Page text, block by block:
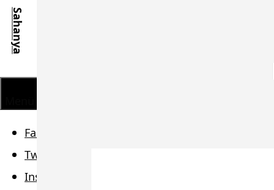
Sahanya
Facebook
Twitter
Instagram